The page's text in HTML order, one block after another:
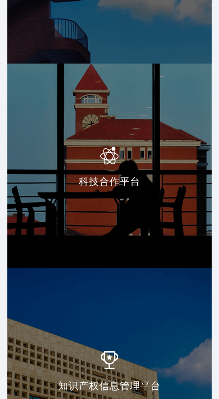
科技合作平台
知识产权信息管理平台